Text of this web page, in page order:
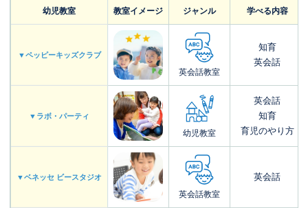
幼児教室 教室イメージ ジャンル 学べる内容
▼ペッピーキッズクラブ
英会話教室
知育
英会話
▼ラボ・パーティ
幼児教室
英会話
知育
育児のやり方
▼ベネッセ ビースタジオ
英会話教室
英会話